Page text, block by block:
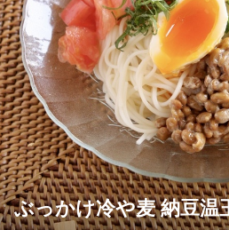
ぶっかけ冷や麦 納豆温